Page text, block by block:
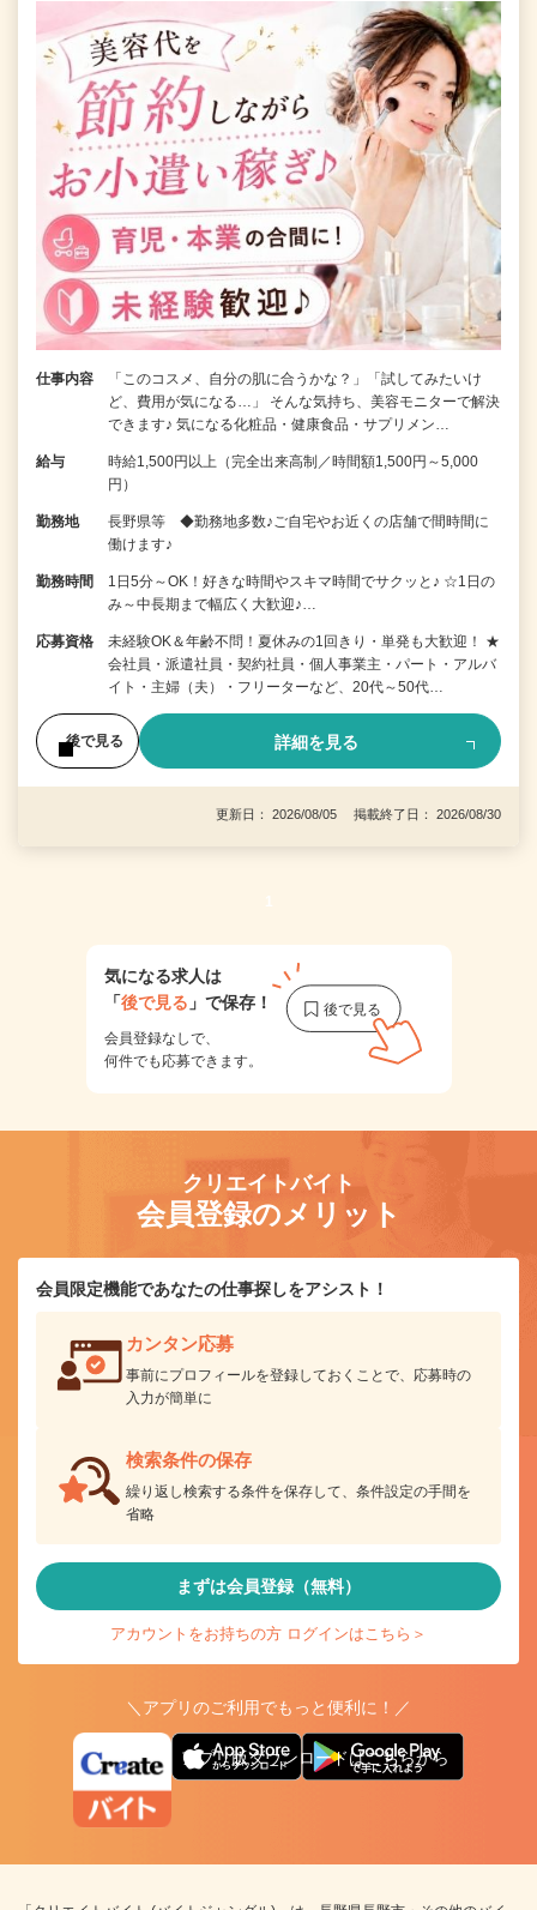
仕事内容
「このコスメ、自分の肌に合うかな？」「試してみたいけ
ど、費用が気になる…」 そんな気持ち、美容モニターで解決
できます♪ 気になる化粧品・健康食品・サプリメン…
給与
時給1,500円以上（完全出来高制／時間額1,500円～5,000
円）
勤務地
長野県等 ◆勤務地多数♪ご自宅やお近くの店舗で間時間に
働けます♪
勤務時間
1日5分～OK！好きな時間やスキマ時間でサクッと♪ ☆1日の
み～中長期まで幅広く大歓迎♪…
応募資格
未経験OK＆年齢不問！夏休みの1回きり・単発も大歓迎！ ★
会社員・派遣社員・契約社員・個人事業主・パート・アルバ
イト・主婦（夫）・フリーターなど、20代～50代…
後で見る 詳細を見る
更新日： 2026/08/05 掲載終了日： 2026/08/30
1
気になる求人は
「後で見る 」で保存！
会員登録なしで、
何件でも応募できます。
クリエイトバイト
会員登録のメリット
会員限定機能であなたの仕事探しをアシスト！
カンタン応募
事前にプロフィールを登録しておくことで、応募時の
入力が簡単に
検索条件の保存
繰り返し検索する条件を保存して、条件設定の手間を
省略
まずは会員登録（無料）
アカウントをお持ちの方 ログインはこちら＞
＼アプリのご利用でもっと便利に！／
アプリ版ダウンロードはこちらから